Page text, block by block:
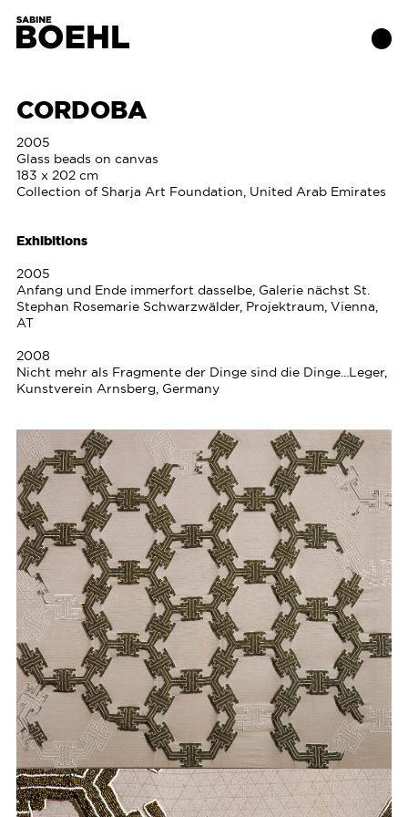
Works
About
Exhibitions
Publications
Contact
CORDOBA
2005
Glass beads on canvas
183 x 202 cm
Collection of Sharja Art Foundation, United Arab Emirates
Exhibitions
2005
Anfang und Ende immerfort dasselbe, Galerie nächst St.
Stephan Rosemarie Schwarzwälder, Projektraum, Vienna,
AT
2008
Nicht mehr als Fragmente der Dinge sind die Dinge...Leger,
Kunstverein Arnsberg, Germany
SABINE
BOEHL